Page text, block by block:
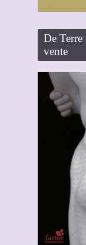
De Terre
vente